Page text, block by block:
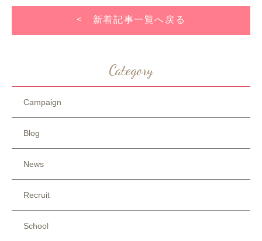
< 新着記事一覧へ戻る
Category
Campaign
Blog
News
Recruit
School